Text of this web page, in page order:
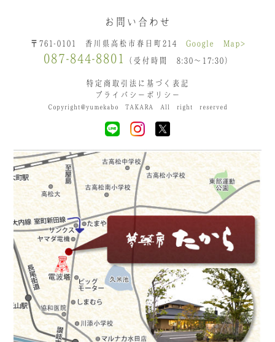
お問い合わせ
〒761-0101 香川県高松市春日町214 Google Map>
087-844-8801 （受付時間 8:30〜17:30）
特定商取引法に基づく表記
プライバシーポリシー
Copyright@yumekabo TAKARA All right reserved